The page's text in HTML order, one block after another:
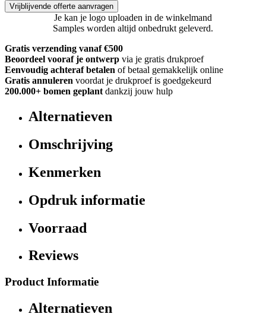
Vrijblijvende offerte aanvragen
Je kan je logo uploaden in de winkelmand
Samples worden altijd onbedrukt geleverd.
Gratis verzending vanaf €500
Beoordeel vooraf je ontwerp via je gratis drukproef
Eenvoudig achteraf betalen of betaal gemakkelijk online
Gratis annuleren voordat je drukproef is goedgekeurd
200.000+ bomen geplant dankzij jouw hulp
Alternatieven
Omschrijving
Kenmerken
Opdruk informatie
Voorraad
Reviews
Product Informatie
Alternatieven